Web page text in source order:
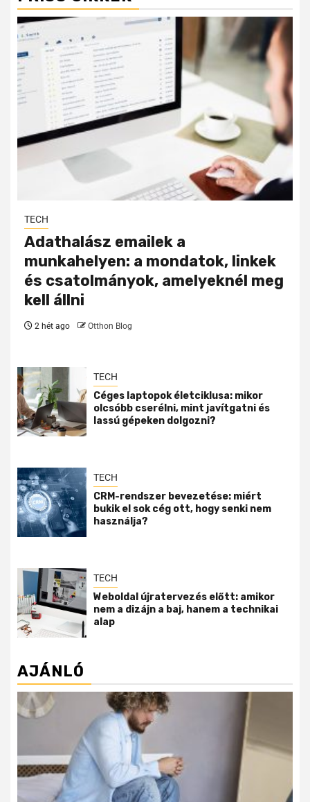
TECH
Adathalász emailek a
munkahelyen: a mondatok, linkek
és csatolmányok, amelyeknél meg
kell állni
2 hét ago Otthon Blog
TECH
Céges laptopok életciklusa: mikor
olcsóbb cserélni, mint javítgatni és
lassú gépeken dolgozni?
TECH
CRM-rendszer bevezetése: miért
bukik el sok cég ott, hogy senki nem
használja?
TECH
Weboldal újratervezés előtt: amikor
nem a dizájn a baj, hanem a technikai
alap
AJÁNLÓ